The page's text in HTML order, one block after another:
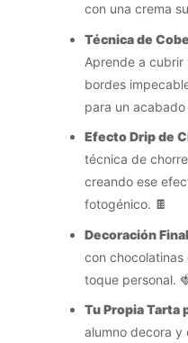
con una crema
Técnica de
Aprende a
bordes
para un
Efecto Drip de
técnica de
creando ese
fotogénico. 🍫
Decoración Final
con
toque personal.
Tu Propia Tarta
alumno decora y